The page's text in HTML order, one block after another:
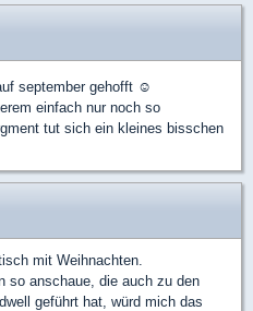
september gehofft ☺
einfach nur noch so
tut sich ein kleines bisschen
mit Weihnachten.
so anschaue, die auch zu den
geführt hat, würd mich das